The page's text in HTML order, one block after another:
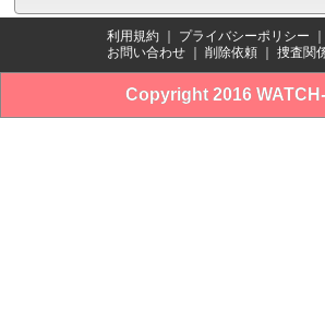
利用規約 プライバシーポリシー
お問い合わせ
削除依頼 捜査関
Copyright 2016